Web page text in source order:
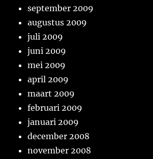
september 2009
augustus 2009
juli 2009
juni 2009
mei 2009
april 2009
maart 2009
februari 2009
januari 2009
december 2008
november 2008